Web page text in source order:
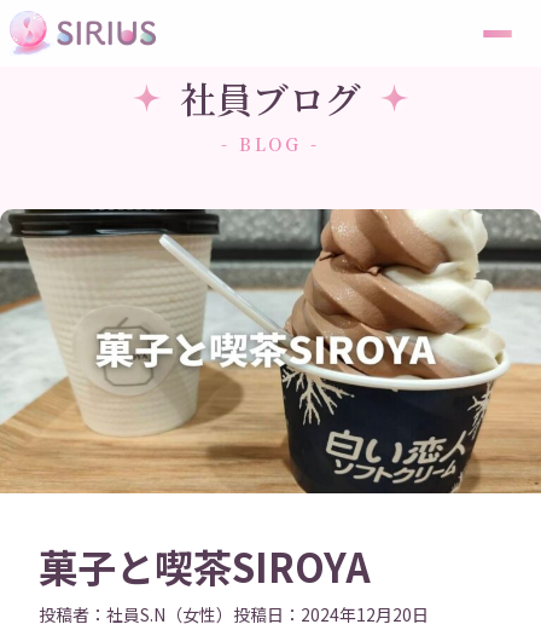
社員ブログ
- BLOG -
菓子と喫茶SIROYA
投稿者： 社員S.N（女性） 投稿日： 2024年12月20日